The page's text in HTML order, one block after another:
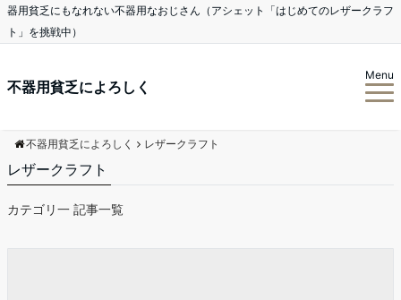
器用貧乏にもなれない不器用なおじさん（アシェット「はじめてのレザークラフ
ト」を挑戦中）
不器用貧乏によろしく
Menu
不器用貧乏によろしく レザークラフト
レザークラフト
カテゴリ一 記事一覧